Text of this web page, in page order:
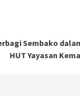
Sembako
HUT Yayasan